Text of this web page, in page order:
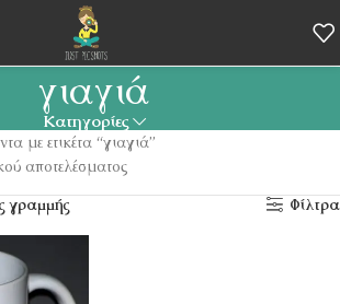
γιαγιά
Κατηγορίες
με ετικέτα “γιαγιά”
αποτελέσματος
γραμμής
Φίλτρα